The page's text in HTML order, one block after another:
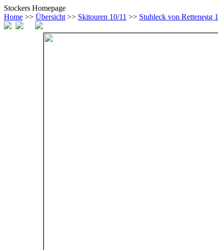
Stockers Homepage
Home >> Übersicht >> Skitouren 10/11 >> Stuhleck von Rettenegg